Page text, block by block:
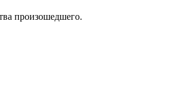
произошедшего.